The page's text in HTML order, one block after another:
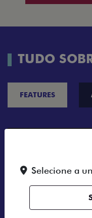
TUDO
FEATURES
Selecione a